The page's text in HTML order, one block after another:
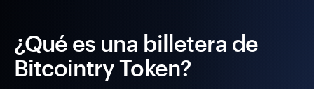
¿Qué es una billetera de
Bitcointry Token?